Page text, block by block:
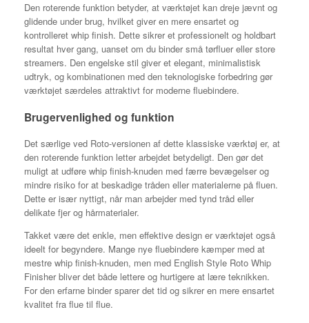
Den roterende funktion betyder, at værktøjet kan dreje jævnt og
glidende under brug, hvilket giver en mere ensartet og
kontrolleret whip finish. Dette sikrer et professionelt og holdbart
resultat hver gang, uanset om du binder små tørfluer eller store
streamers. Den engelske stil giver et elegant, minimalistisk
udtryk, og kombinationen med den teknologiske forbedring gør
værktøjet særdeles attraktivt for moderne fluebindere.
Brugervenlighed og funktion
Det særlige ved Roto-versionen af dette klassiske værktøj er, at
den roterende funktion letter arbejdet betydeligt. Den gør det
muligt at udføre whip finish-knuden med færre bevægelser og
mindre risiko for at beskadige tråden eller materialerne på fluen.
Dette er især nyttigt, når man arbejder med tynd tråd eller
delikate fjer og hårmaterialer.
Takket være det enkle, men effektive design er værktøjet også
ideelt for begyndere. Mange nye fluebindere kæmper med at
mestre whip finish-knuden, men med English Style Roto Whip
Finisher bliver det både lettere og hurtigere at lære teknikken.
For den erfarne binder sparer det tid og sikrer en mere ensartet
kvalitet fra flue til flue.